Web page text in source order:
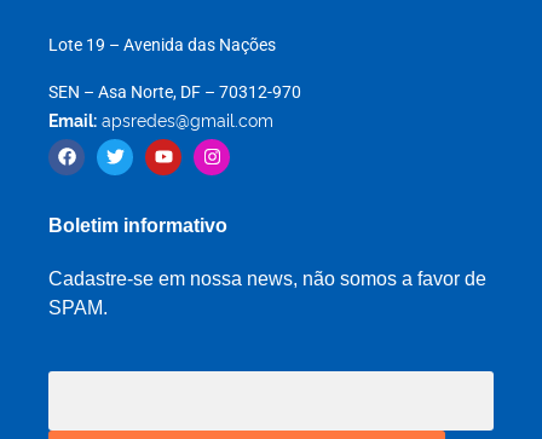
Lote 19 – Avenida das Nações
SEN – Asa Norte, DF – 70312-970
Email: apsredes@gmail.com
Boletim informativo
Cadastre-se em nossa news, não somos a favor de
SPAM.